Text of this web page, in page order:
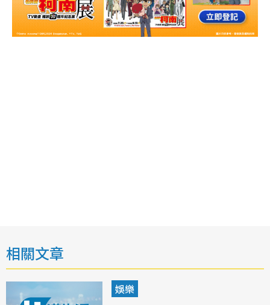
相關文章
娛樂